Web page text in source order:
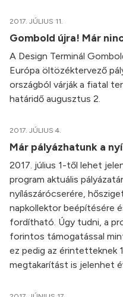
2017. JÚLIUS 11.
Gombold újra! Már
A Design Terminál
Európa öltözéktervező
országból várják a fiatal
határidő augusztus 2.
2017. JÚLIUS 4.
Már pályázhatunk a
2017. július 1-től lehet
program aktuális
nyílászárócserére,
napkollektor beépítésére
fordítható. Úgy tudni, a
forintos támogatással
ez pedig az
megtakarítást is jelenhet